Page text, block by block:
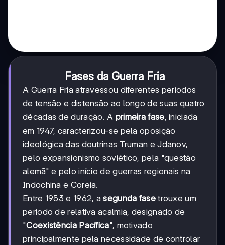
Fases da Guerra Fria
A Guerra Fria atravessou diferentes períodos
de tensão e distensão ao longo de suas quatro
décadas de duração. A primeira fase, iniciada
em 1947, caracterizou-se pela oposição
ideológica das doutrinas Truman e Jdanov,
pelo expansionismo soviético, pela "questão
alemã" e pelo início de guerras regionais na
Indochina e Coreia.
Entre 1953 e 1962, asegunda fasetrouxe um
período de relativa acalmia, designado de
"Coexistência Pacífica", motivado
principalmente pela necessidade de controlar